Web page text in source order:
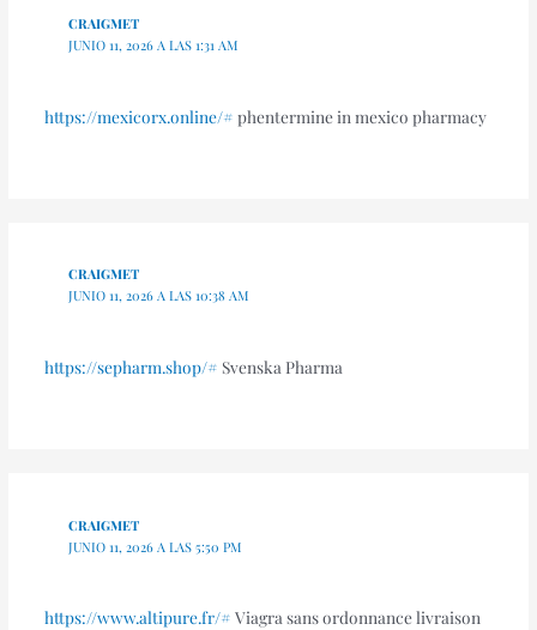
CRAIGMET
JUNIO 11, 2026 A LAS 1:31 AM
https://mexicorx.online/# phentermine in mexico pharmacy
CRAIGMET
JUNIO 11, 2026 A LAS 10:38 AM
https://sepharm.shop/# Svenska Pharma
CRAIGMET
JUNIO 11, 2026 A LAS 5:50 PM
https://www.altipure.fr/# Viagra sans ordonnance livraison